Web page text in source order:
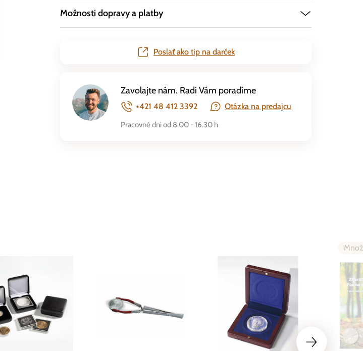
Možnosti dopravy a platby
Poslať ako tip na darček
Zavolajte nám. Radi Vám poradíme
+421 48 412 3392 Otázka na predajcu
Pracovné dni od 8.00 - 16.30 h